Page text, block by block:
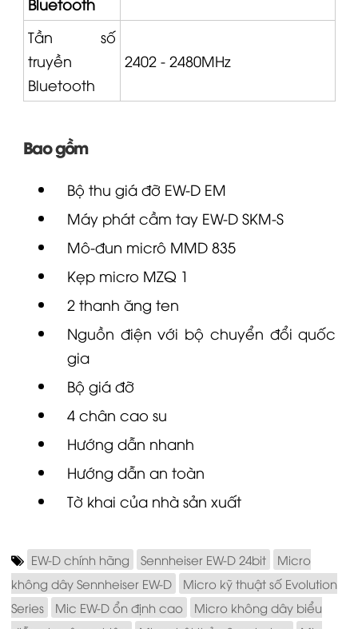
Tần số
truyền
Bluetooth
Máy phát cầm tay EW-D SKM-S
Mô-đun micrô MMD 835
KẹpmicroMZQ 1
2 thanh ăng ten
Nguồn điện với bộ chuyển đổi quốc
gia
Bộ giá đỡ
4 chân cao su
Hướng dẫn nhanh
Hướng dẫn an toàn
Tờ khai của nhà sản xuất
không dây Sennheiser EW-D
Micro kỹ thuật số Evolution
Series
Mic EW-D ổn định cao
Micro không dây biểu
diễn chuyên nghiệp
Micro hội thảo Sennheiser
Mic